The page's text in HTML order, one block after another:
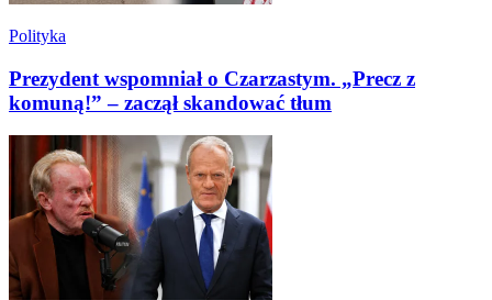
Polityka
Prezydent wspomniał o Czarzastym. „Precz z
komuną!” – zaczął skandować tłum